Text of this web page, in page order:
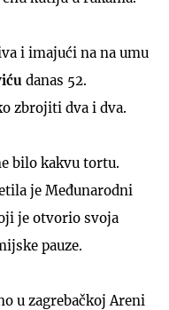
i imajući na na umu
danas 52.
zbrojiti dva i dva.
bilo kakvu tortu.
je Međunarodni
je otvorio svoja
pauze.
u zagrebačkoj Areni